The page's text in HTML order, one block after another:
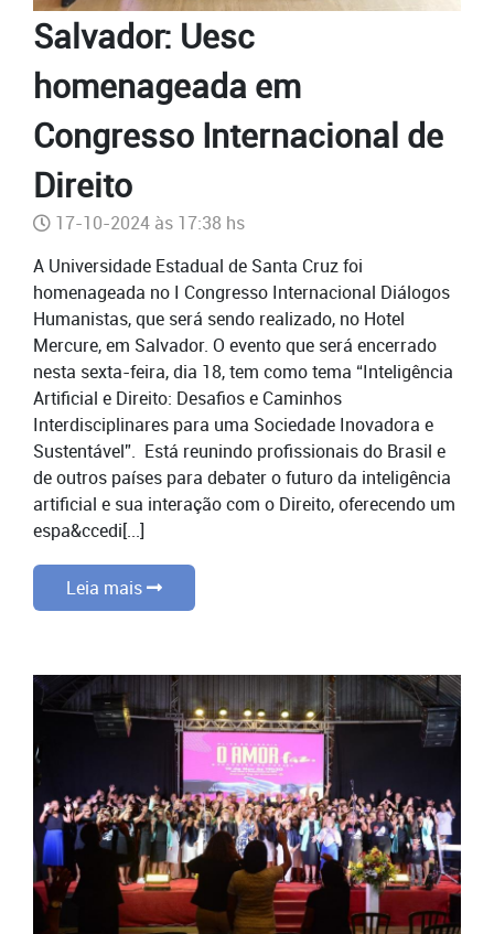
Salvador: Uesc
homenageada em
Congresso Internacional de
Direito
17-10-2024 às 17:38 hs
A Universidade Estadual de Santa Cruz foi
homenageada no I Congresso Internacional Diálogos
Humanistas, que será sendo realizado, no Hotel
Mercure, em Salvador. O evento que será encerrado
nesta sexta-feira, dia 18, tem como tema “Inteligência
Artificial e Direito: Desafios e Caminhos
Interdisciplinares para uma Sociedade Inovadora e
Sustentável”. Está reunindo profissionais do Brasil e
de outros países para debater o futuro da inteligência
artificial e sua interação com o Direito, oferecendo um
espa&ccedi[...]
Leia mais